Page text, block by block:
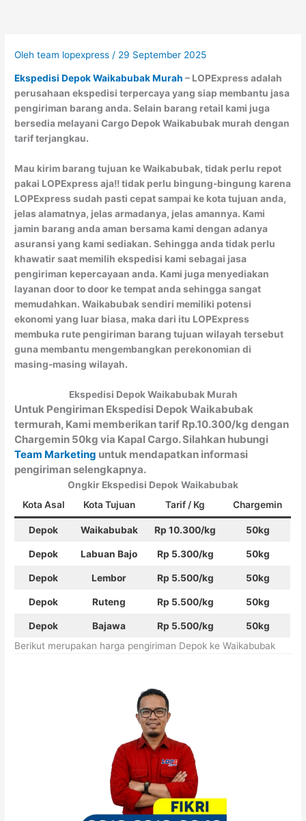
Olehteam lopexpress / 29 September 2025
Ekspedisi Depok Waikabubak Murah – LOPExpress adalah
perusahaan ekspedisi terpercaya yang siap membantu jasa
pengiriman barang anda. Selain barang retail kami juga
bersedia melayani Cargo Depok Waikabubak murah dengan
tarif terjangkau.
Mau kirim barang tujuan ke Waikabubak, tidak perlu repot
pakai LOPExpress aja!! tidak perlu bingung-bingung karena
LOPExpress sudah pasti cepat sampai ke kota tujuan anda,
jelas alamatnya, jelas armadanya, jelas amannya. Kami
jamin barang anda aman bersama kami dengan adanya
asuransi yang kami sediakan. Sehingga anda tidak perlu
khawatir saat memilih ekspedisi kami sebagai jasa
pengiriman kepercayaan anda. Kami juga menyediakan
layanan door to door ke tempat anda sehingga sangat
memudahkan. Waikabubak sendiri memiliki potensi
ekonomi yang luar biasa, maka dari itu LOPExpress
membuka rute pengiriman barang tujuan wilayah tersebut
guna membantu mengembangkan perekonomian di
masing-masing wilayah.
Ekspedisi Depok Waikabubak Murah
Untuk Pengiriman Ekspedisi Depok Waikabubak
termurah, Kami memberikan tarif Rp.10.300/kg dengan
Chargemin 50kg via Kapal Cargo. Silahkan hubungi
Team Marketing untuk mendapatkan informasi
pengiriman selengkapnya.
Ongkir Ekspedisi Depok Waikabubak
Kota Asal
Kota Tujuan Tarif / Kg Chargemin
Depok Waikabubak Rp 10.300/kg 50kg
Depok Labuan Bajo Rp 5.300/kg 50kg
Depok Lembor Rp 5.500/kg 50kg
Depok Ruteng Rp 5.500/kg 50kg
Depok Bajawa Rp 5.500/kg
50kg
Berikut merupakan harga pengiriman Depok ke Waikabubak